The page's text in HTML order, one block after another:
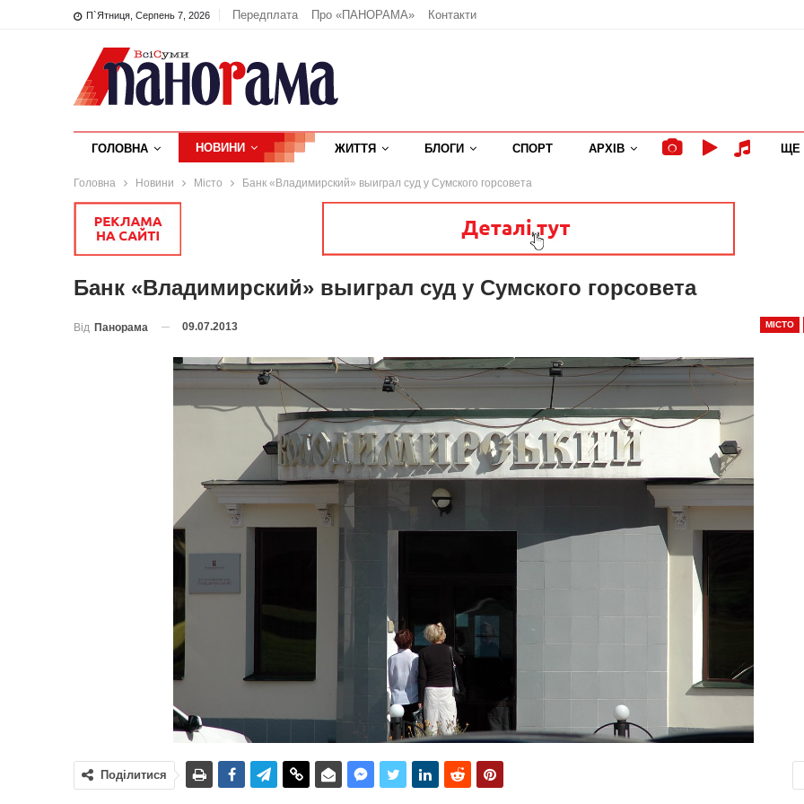
П`ятниця, Серпень 7, 2026 Передплата Про «ПАНОРАМА» Контакти
ГОЛОВНА НОВИНИ ЖИТТЯ БЛОГИ СПОРТ АРХІВ ЩЕ
Головна Новини Місто Банк «Владимирский» выиграл суд у Сумского горсовета
Банк «Владимирский» выиграл суд у Сумского горсовета
МІСТО
Від Панорама 09.07.2013
Поділитися